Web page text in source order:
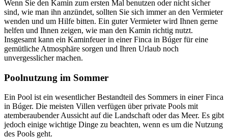
Wenn Sie den Kamin zum ersten Mal benutzen oder nicht sicher
sind, wie man ihn anzündet, sollten Sie sich immer an den Vermieter
wenden und um Hilfe bitten. Ein guter Vermieter wird Ihnen gerne
helfen und Ihnen zeigen, wie man den Kamin richtig nutzt.
Insgesamt kann ein Kaminfeuer in einer Finca in Búger für eine
gemütliche Atmosphäre sorgen und Ihren Urlaub noch
unvergesslicher machen.
Poolnutzung im Sommer
Ein Pool ist ein wesentlicher Bestandteil des Sommers in einer Finca
in Búger. Die meisten Villen verfügen über private Pools mit
atemberaubender Aussicht auf die Landschaft oder das Meer. Es gibt
jedoch einige wichtige Dinge zu beachten, wenn es um die Nutzung
des Pools geht.